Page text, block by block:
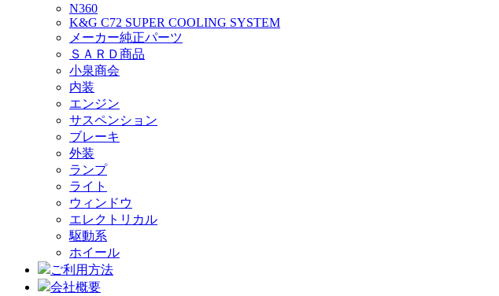
N360
K&G C72 SUPER COOLING SYSTEM
メーカー純正パーツ
ＳＡＲＤ商品
小泉商会
内装
エンジン
サスペンション
ブレーキ
外装
ランプ
ライト
ウィンドウ
エレクトリカル
駆動系
ホイール
ご利用方法
会社概要